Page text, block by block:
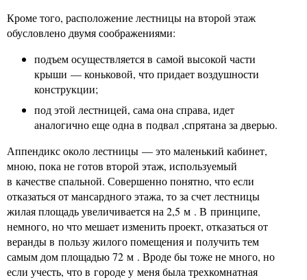
Кроме того, расположение лестницы на второй этаж
обусловлено двумя соображениями:
подъем осуществляется в самой высокой части
крыши — коньковой, что придает воздушности
конструкции;
под этой лестницей, сама она справа, идет
аналогично еще одна в подвал ,спрятана за дверью.
Аппендикс около лестницы — это маленький кабинет,
мною, пока не готов второй этаж, используемый
в качестве спальной. Совершенно понятно, что если
отказаться от мансардного этажа, то за счет лестницы
жилая площадь увеличивается на 2,5 м . В принципе,
немного, но что мешает изменить проект, отказаться от
веранды в пользу жилого помещения и получить тем
самым дом площадью 72 м . Вроде бы тоже не много, но
если учесть, что в городе у меня была трехкомнатная